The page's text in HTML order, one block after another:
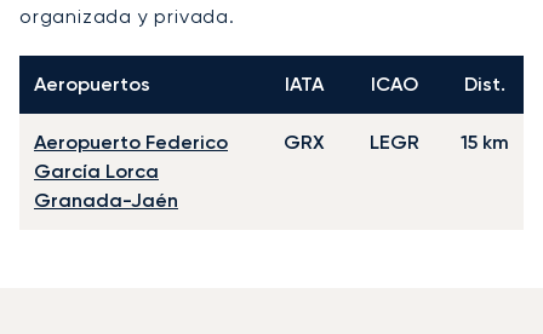
organizada y privada.
Aeropuertos IATA ICAO Dist.
Aeropuerto Federico
García Lorca
Granada-Jaén
GRX LEGR 15 km